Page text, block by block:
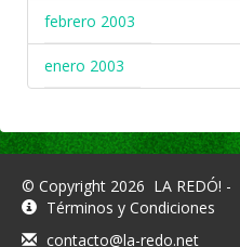
febrero 2003
enero 2003
© Copyright 2026 LA REDÓ! -
Términos y Condiciones
contacto@la-redo.net